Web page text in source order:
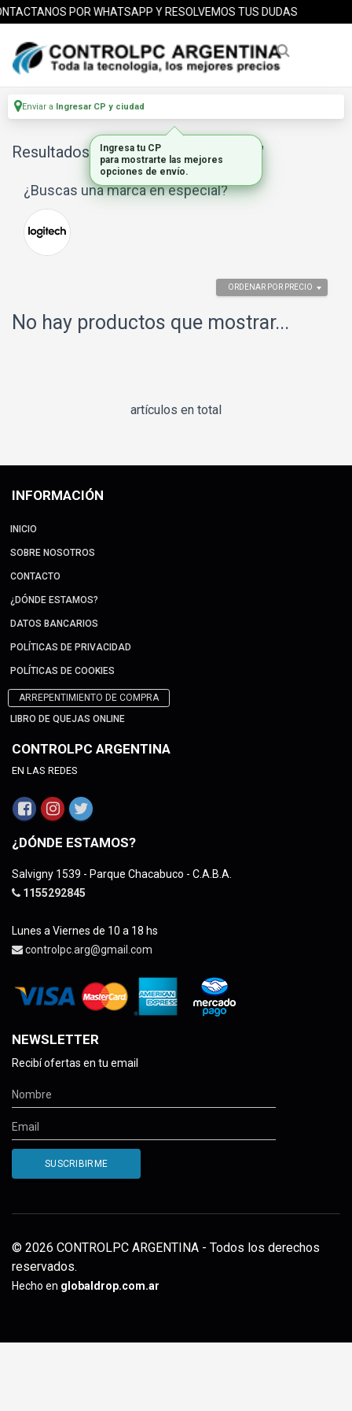
POR WHATSAPP Y RESOLVEMOS TUS DUDAS
Enviar a Ingresar CP y ciudad
Resultados para"volante y pedales"
¿Buscas una marca en especial?
ORDENAR POR PRECIO
No hay productos que mostrar...
artículos en total
INFORMACIÓN
INICIO
SOBRE NOSOTROS
CONTACTO
¿DÓNDE ESTAMOS?
DATOS BANCARIOS
POLÍTICAS DE PRIVACIDAD
POLÍTICAS DE COOKIES
ARREPENTIMIENTO DE COMPRA
LIBRO DE QUEJAS ONLINE
CONTROLPC ARGENTINA
EN LAS REDES
¿DÓNDE ESTAMOS?
Salvigny 1539 - Parque Chacabuco - C.A.B.A.
1155292845
Lunes a Viernes de 10 a 18 hs
controlpc.arg@gmail.com
NEWSLETTER
Recibí ofertas en tu email
© 2026 CONTROLPC ARGENTINA - Todos los derechos
reservados.
Hecho en globaldrop.com.ar
Ingresa tu CP
para mostrarte las mejores
opciones de envío.